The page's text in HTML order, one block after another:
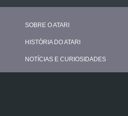
SOBRE O ATARI
HISTÓRIA DO ATARI
NOTÍCIAS E CURIOSIDADES